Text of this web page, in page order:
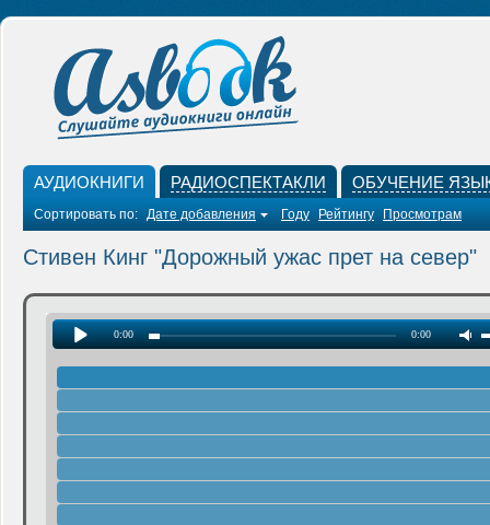
АУДИОКНИГИ РАДИОСПЕКТАКЛИ ОБУЧЕНИЕ
Сортировать по: Дате добавления Году Рейтингу Просмотрам
Стивен Кинг "Дорожный ужас прет на север"
0:00 0:00